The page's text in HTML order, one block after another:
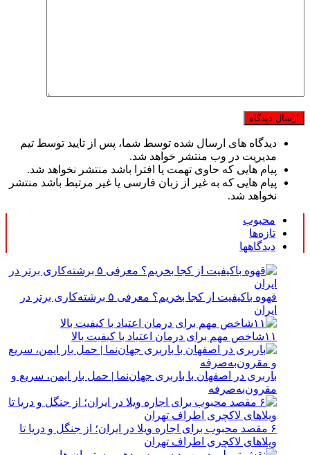
دیدگاه های ارسال شده توسط شما، پس از تایید توسط تیم
مدیریت در وب منتشر خواهد شد.
پیام هایی که حاوی تهمت یا افترا باشد منتشر نخواهد شد.
پیام هایی که به غیر از زبان فارسی یا غیر مرتبط باشد منتشر
نخواهد شد.
محبوب
تازه‌ها
دیدگاهها
قهوه باکیفیت از کجا بخریم؟ معرفی ۵ برشته‌کاری برتر در
ایران
۱۱شاخص مهم برای درمان اعتیاد با کیفیت بالا
باربری در اصفهان با باربری جهان‌نما | حمل بار ایمن، سریع و
مقرون‌به‌صرفه
۶ مقصد محبوب برای اجاره ویلا در ایران؛ از جنگل و دریا تا
ویلاهای لاکچری اطراف تهران